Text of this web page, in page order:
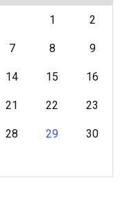
1 2
7 8 9
14 15 16
21 22 23
28 29 30